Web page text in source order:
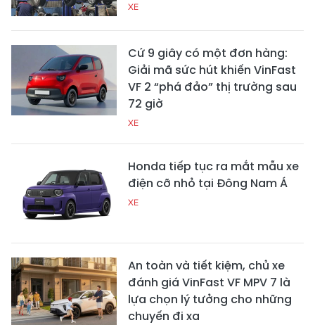
XE
Cứ 9 giây có một đơn hàng:
Giải mã sức hút khiến VinFast
VF 2 “phá đảo” thị trường sau
72 giờ
XE
Honda tiếp tục ra mắt mẫu xe
điện cỡ nhỏ tại Đông Nam Á
XE
An toàn và tiết kiệm, chủ xe
đánh giá VinFast VF MPV 7 là
lựa chọn lý tưởng cho những
chuyến đi xa